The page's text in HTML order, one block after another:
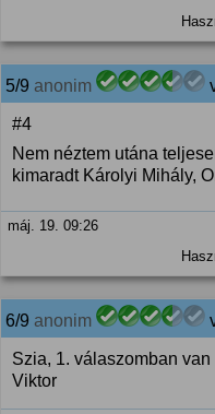
5/9 anonim
#4
Nem néztem utána
kimaradt Károlyi Mihály,
máj. 19. 09:26
6/9 anonim
Szia, 1. válaszomban
Viktor